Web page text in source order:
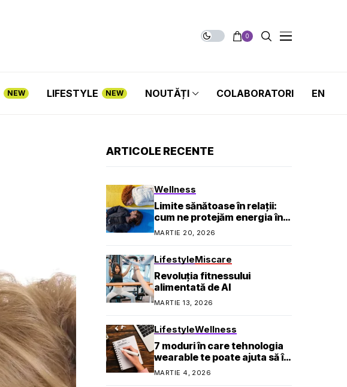
0
NEW LIFESTYLE NEW NOUTĂȚI COLABORATORI EN
ARTICOLE RECENTE
Wellness
Limite sănătoase în relații:
cum ne protejăm energia în
viața socială și profesională
MARTIE 20, 2026
LifestyleMiscare
Revoluția fitnessului
alimentată de AI
MARTIE 13, 2026
LifestyleWellness
7 moduri în care tehnologia
wearable te poate ajuta să îți
atingi obiectivele de
sănătate
MARTIE 4, 2026